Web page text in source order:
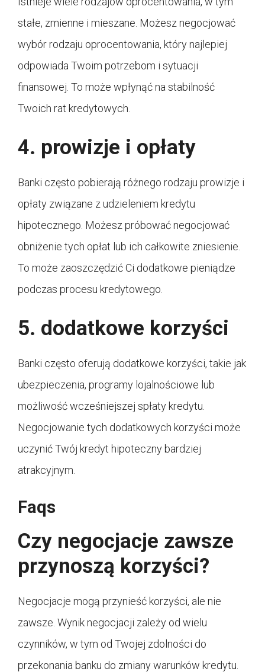
stałe, zmienne i mieszane. Możesz negocjować
wybór rodzaju oprocentowania, który najlepiej
odpowiada Twoim potrzebom i sytuacji
finansowej. To może wpłynąć na stabilność
Twoich rat kredytowych.
4. prowizje i opłaty
Banki często pobierają różnego rodzaju prowizje i
opłaty związane z udzieleniem kredytu
hipotecznego. Możesz próbować negocjować
obniżenie tych opłat lub ich całkowite zniesienie.
To może zaoszczędzić Ci dodatkowe pieniądze
podczas procesu kredytowego.
5. dodatkowe korzyści
Banki często oferują dodatkowe korzyści, takie jak
ubezpieczenia, programy lojalnościowe lub
możliwość wcześniejszej spłaty kredytu.
Negocjowanie tych dodatkowych korzyści może
uczynić Twój kredyt hipoteczny bardziej
atrakcyjnym.
Faqs
Czy negocjacje zawsze
przynoszą korzyści?
Negocjacje mogą przynieść korzyści, ale nie
zawsze. Wynik negocjacji zależy od wielu
czynników, w tym od Twojej zdolności do
przekonania banku do zmiany warunków kredytu.